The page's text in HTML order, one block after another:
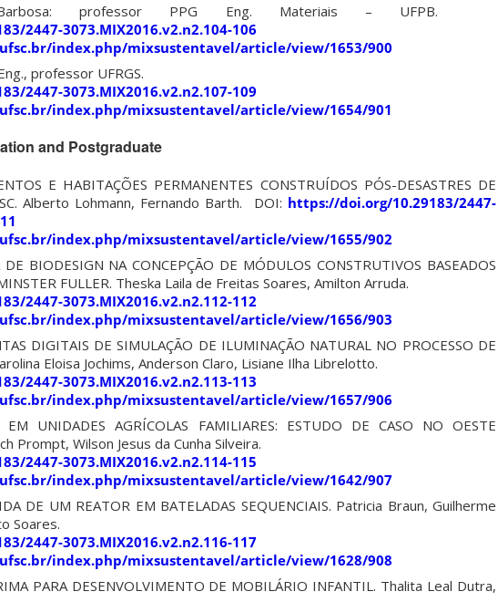
Barbosa: professor PPG Eng. Materiais – UFPB.
2447-3073.MIX2016.v2.n2.104-106
index.php/mixsustentavel/article/view/1653/900
professor UFRGS.
2447-3073.MIX2016.v2.n2.107-109
index.php/mixsustentavel/article/view/1654/901
and Postgraduate
E HABITAÇÕES PERMANENTES CONSTRUÍDOS PÓS-DESASTRES DE
Alberto Lohmann, Fernando Barth. DOI: https://doi.org/10.29183/2447-
index.php/mixsustentavel/article/view/1655/902
BIODESIGN NA CONCEPÇÃO DE MÓDULOS CONSTRUTIVOS BASEADOS
FULLER. Theska Laila de Freitas Soares, Amilton Arruda.
2447-3073.MIX2016.v2.n2.112-112
index.php/mixsustentavel/article/view/1656/903
DIGITAIS DE SIMULAÇÃO DE ILUMINAÇÃO NATURAL NO PROCESSO DE
Eloisa Jochims, Anderson Claro, Lisiane Ilha Librelotto.
2447-3073.MIX2016.v2.n2.113-113
index.php/mixsustentavel/article/view/1657/906
UNIDADES AGRÍCOLAS FAMILIARES: ESTUDO DE CASO NO OESTE
Prompt, Wilson Jesus da Cunha Silveira.
2447-3073.MIX2016.v2.n2.114-115
index.php/mixsustentavel/article/view/1642/907
DE UM REATOR EM BATELADAS SEQUENCIAIS. Patricia Braun, Guilherme
Soares.
2447-3073.MIX2016.v2.n2.116-117
index.php/mixsustentavel/article/view/1628/908
PARA DESENVOLVIMENTO DE MOBILÁRIO INFANTIL. Thalita Leal Dutra,